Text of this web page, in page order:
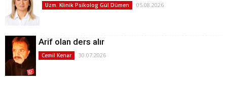
Uzm. Klinik Psikolog Gül Dümen 05.08.2026
Arif olan ders alır
Cemil Kenar 30.07.2026